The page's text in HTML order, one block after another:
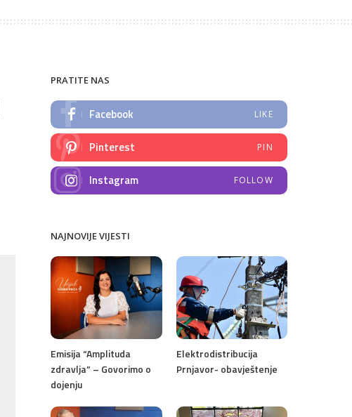
PRATITE NAS
Facebook LIKE
Pinterest PIN
Instagram FOLLOW
NAJNOVIJE VIJESTI
Emisija “Amplituda
zdravlja” – Govorimo o
dojenju
Elektrodistribucija
Prnjavor- obavještenje